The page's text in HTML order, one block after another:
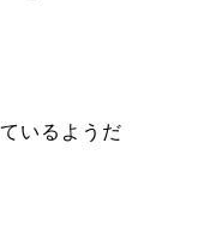
いるようだ